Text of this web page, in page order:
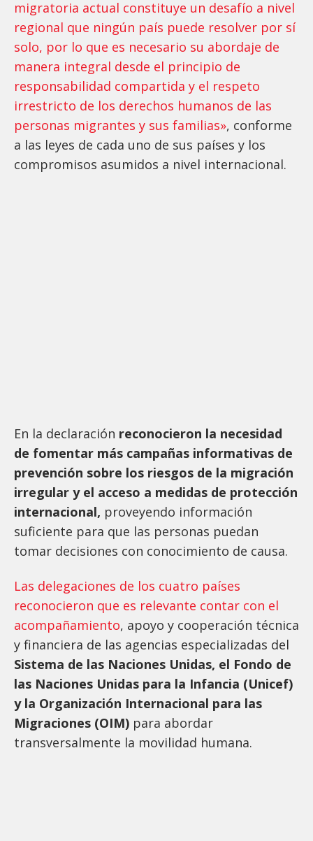
migratoria actual constituye un desafío a nivel
regional que ningún país puede resolver por sí
solo, por lo que es necesario su abordaje de
manera integral desde el principio de
responsabilidad compartida y el respeto
irrestricto de los derechos humanos de las
personas migrantes y sus familias», conforme
a las leyes de cada uno de sus países y los
compromisos asumidos a nivel internacional.
En la declaración reconocieron la necesidad
de fomentar más campañas informativas de
prevención sobre los riesgos de la migración
irregular y el acceso a medidas de protección
internacional, proveyendo información
suficiente para que las personas puedan
tomar decisiones con conocimiento de causa.
Las delegaciones de los cuatro países
reconocieron que es relevante contar con el
acompañamiento, apoyo y cooperación técnica
y financiera de las agencias especializadas del
Sistema de las Naciones Unidas, el Fondo de
las Naciones Unidas para la Infancia (Unicef)
y la Organización Internacional para las
Migraciones (OIM) para abordar
transversalmente la movilidad humana.